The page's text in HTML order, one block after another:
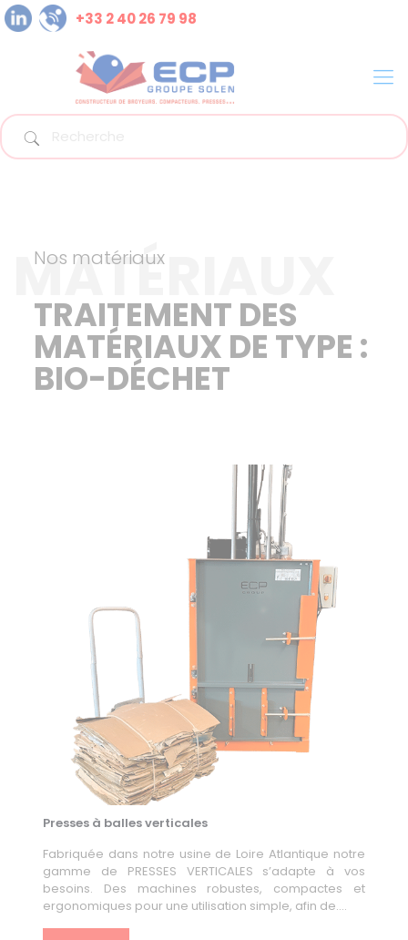
+33 2 40 26 79 98
MATÉRIAUX
Nos matériaux
TRAITEMENT DES
MATÉRIAUX DE TYPE :
BIO-DÉCHET
Presses à balles verticales
Fabriquée dans notre usine de Loire Atlantique notre
gamme de PRESSES VERTICALES s’adapte à vos
besoins. Des machines robustes, compactes et
ergonomiques pour une utilisation simple, afin de….